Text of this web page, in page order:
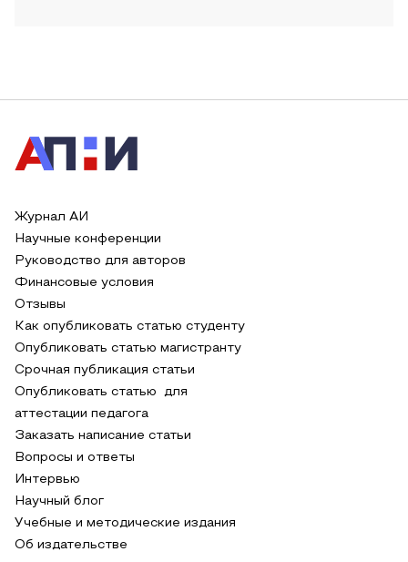
Журнал АИ
Научные конференции
Руководство для авторов
Финансовые условия
Отзывы
Как опубликовать статью студенту
Опубликовать статью магистранту
Срочная публикация статьи
Опубликовать статью для
аттестации педагога
Заказать написание статьи
Вопросы и ответы
Интервью
Научный блог
Учебные и методические издания
Об издательстве